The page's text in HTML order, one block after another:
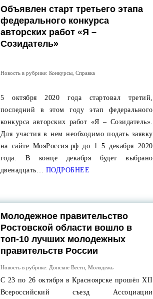
Объявлен старт третьего этапа
федерального конкурса
авторских работ «Я –
Созидатель»
Новость в рубрике: Конкурсы, Справка
5 октября 2020 года стартовал третий,
последний в этом году этап федерального
конкурса авторских работ «Я – Созидатель».
Для участия в нем необходимо подать заявку
на сайте МояРоссия.рф до 1 5 декабря 2020
года. В конце декабря будет выбрано
двенадцать… ПОДРОБНЕЕ
Молодежное правительство
Ростовской области вошло в
топ-10 лучших молодежных
правительств России
Новость в рубрике: Донские Вести, Молодежь
С 23 по 26 октября в Красноярске прошёл XII
Всероссийский съезд Ассоциации